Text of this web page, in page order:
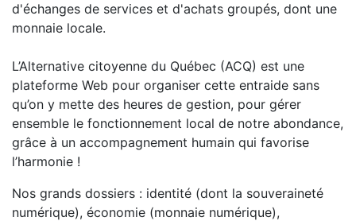
d'échanges de services et d'achats groupés, dont une
monnaie locale.
L’Alternative citoyenne du Québec (ACQ) est une
plateforme Web pour organiser cette entraide sans
qu’on y mette des heures de gestion, pour gérer
ensemble le fonctionnement local de notre abondance,
grâce à un accompagnement humain qui favorise
l’harmonie !
Nos grands dossiers : identité (dont la souveraineté
numérique), économie (monnaie numérique),